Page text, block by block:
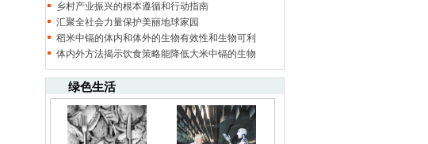
乡村产业振兴的根本遵循和行动指南
汇聚全社会力量保护美丽地球家园
稻米中镉的体内和体外的生物有效性和生物可利
体内外方法揭示饮食策略能降低大米中镉的生物
绿色生活